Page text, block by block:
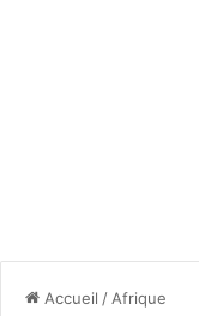
Accueil / Afrique